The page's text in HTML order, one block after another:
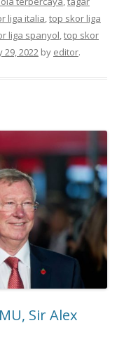
liga italia,top skor liga
liga spanyol,top skor
29, 2022 by editor.
Sir Alex